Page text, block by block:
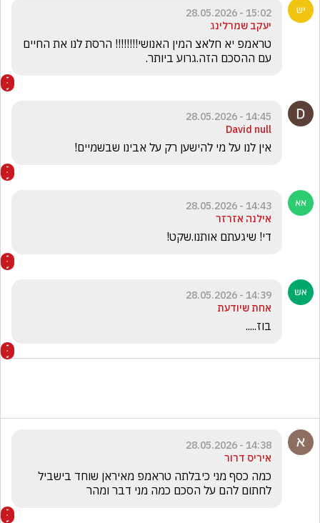
15:02 - 28.05.2026
יעקב שמרלינג
עם ההסכם הזה.גרוע ביותר.
14:45 - 28.05.2026
David null
אין לנו על מי להישען רק על אבינו שבשמיים!
14:43 - 28.05.2026
אילנה אזרזר
די! שיגעתם אותנו.שקט!
14:39 - 28.05.2026
אחת שיודעת
בוז.....
14:38 - 28.05.2026
איריס דרור
לחתום להם על הסכם כמה מני דבר ומהר